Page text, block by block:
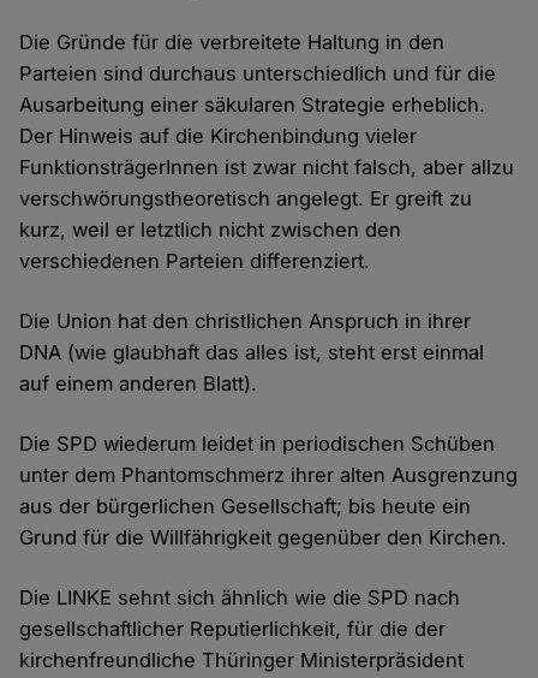
Die Gründe für die verbreitete Haltung in den
Parteien sind durchaus unterschiedlich und für die
Ausarbeitung einer säkularen Strategie erheblich.
Der Hinweis auf die Kirchenbindung vieler
FunktionsträgerInnen ist zwar nicht falsch, aber allzu
verschwörungstheoretisch angelegt. Er greift zu
kurz, weil er letztlich nicht zwischen den
verschiedenen Parteien differenziert.
Die Union hat den christlichen Anspruch in ihrer
DNA (wie glaubhaft das alles ist, steht erst einmal
auf einem anderen Blatt).
Die SPD wiederum leidet in periodischen Schüben
unter dem Phantomschmerz ihrer alten Ausgrenzung
aus der bürgerlichen Gesellschaft; bis heute ein
Grund für die Willfährigkeit gegenüber den Kirchen.
Die LINKE sehnt sich ähnlich wie die SPD nach
gesellschaftlicher Reputierlichkeit, für die der
kirchenfreundliche Thüringer Ministerpräsident